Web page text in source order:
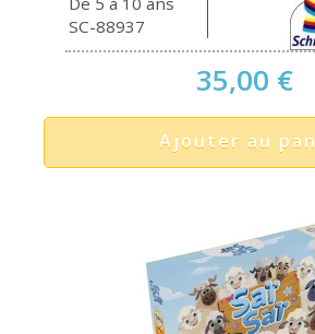
SC-88937
35,00 €
Ajouter au